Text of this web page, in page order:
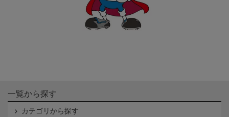
一覧から探す
カテゴリから探す